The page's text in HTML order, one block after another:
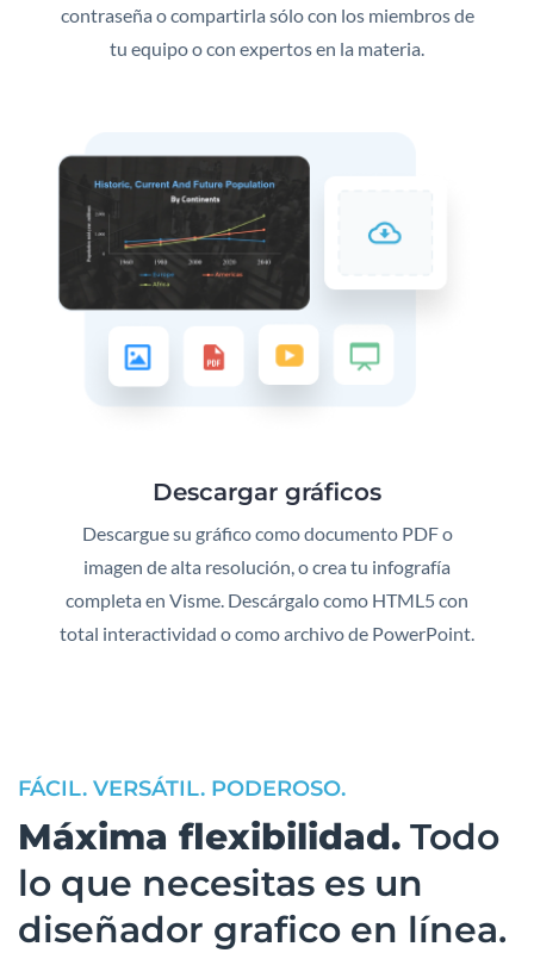
contraseña o compartirla sólo con los miembros de
tu equipo o con expertos en la materia.
Descargar gráficos
Descargue su gráfico como documento PDF o
imagen de alta resolución, o crea tu infografía
completa en Visme. Descárgalo como HTML5 con
total interactividad o como archivo de PowerPoint.
FÁCIL. VERSÁTIL. PODEROSO.
Máxima flexibilidad. Todo
lo que necesitas es un
diseñador grafico en línea.